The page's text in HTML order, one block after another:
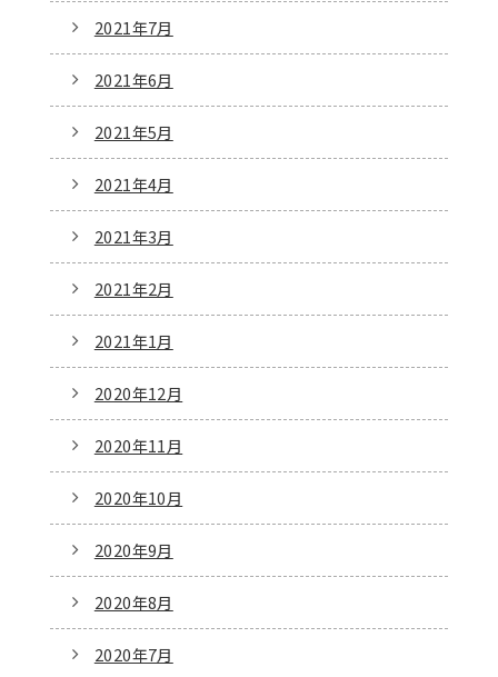
2021年7月
2021年6月
2021年5月
2021年4月
2021年3月
2021年2月
2021年1月
2020年12月
2020年11月
2020年10月
2020年9月
2020年8月
2020年7月